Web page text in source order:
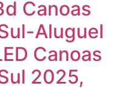
Canoas
Aluguel
Canoas
2025,